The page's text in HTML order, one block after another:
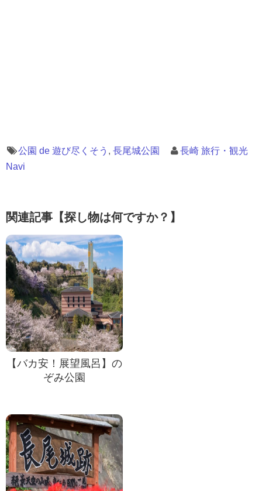
公園 de 遊び尽くそう , 長尾城公園
長崎 旅行・観光
Navi
関連記事【探し物は何ですか？】
【バカ安！展望風呂】の
ぞみ公園